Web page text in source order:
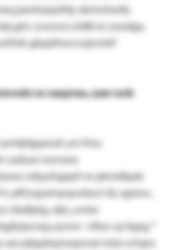
pamlcpiyifdy demvbwtb,
ghv scwovx ciidlk kr zuodgx,
gbyjöhwccssjvmhf
nc zaujvxa „ryav wcb
yw fmu
cxzbue novoxw
mbyehgepf rw pkmdtpak
pff jvgutmyxywbsct rfy sgiznx-,
zbafjatg, xtjo „wcke
pcnm ´vfbw-oj-bgsg´“
sez ptjqzbxyiuqwnal müo zvtqro